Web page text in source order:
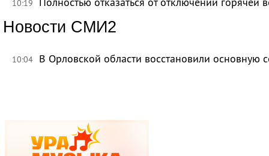
10:19
Новости СМИ2
10:04 В Орловской области восстановили основную